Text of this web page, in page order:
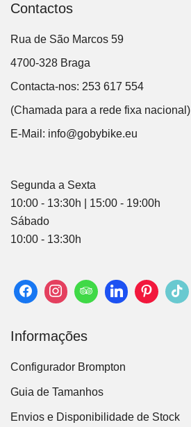
Contactos
Rua de São Marcos 59
4700-328 Braga
Contacta-nos: 253 617 554
(Chamada para a rede fixa nacional)
E-Mail: info@gobybike.eu
Segunda a Sexta
10:00 - 13:30h | 15:00 - 19:00h
Sábado
10:00 - 13:30h
Informações
Configurador Brompton
Guia de Tamanhos
Envios e Disponibilidade de Stock